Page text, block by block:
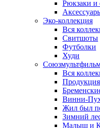
Рюкзаки и
Эко-коллекция
Вся
Свитшоты
Футболки
Худи
Вся
Винни-
Жил был
Зимний
Малыш и